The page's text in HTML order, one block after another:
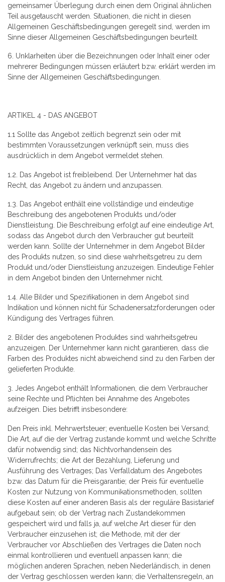
gemeinsamer Überlegung durch einen dem Original ähnlichen
Teil ausgetauscht werden. Situationen, die nicht in diesen
Allgemeinen Geschäftsbedingungen geregelt sind, werden im
Sinne dieser Allgemeinen Geschäftsbedingungen beurteilt.
6. Unklarheiten über die Bezeichnungen oder Inhalt einer oder
mehrerer Bedingungen müssen erläutert bzw. erklärt werden im
Sinne der Allgemeinen Geschäftsbedingungen.
ARTIKEL 4 - DAS ANGEBOT
1.1 Sollte das Angebot zeitlich begrenzt sein oder mit
bestimmten Voraussetzungen verknüpft sein, muss dies
ausdrücklich in dem Angebot vermeldet stehen.
1.2. Das Angebot ist freibleibend. Der Unternehmer hat das
Recht, das Angebot zu ändern und anzupassen.
1.3. Das Angebot enthält eine vollständige und eindeutige
Beschreibung des angebotenen Produkts und/oder
Dienstleistung. Die Beschreibung erfolgt auf eine eindeutige Art,
sodass das Angebot durch den Verbraucher gut beurteilt
werden kann. Sollte der Unternehmer in dem Angebot Bilder
des Produkts nutzen, so sind diese wahrheitsgetreu zu dem
Produkt und/oder Dienstleistung anzuzeigen. Eindeutige Fehler
in dem Angebot binden den Unternehmer nicht.
1.4. Alle Bilder und Spezifikationen in dem Angebot sind
Indikation und können nicht für Schadenersatzforderungen oder
Kündigung des Vertrages führen.
2. Bilder des angebotenen Produktes sind wahrheitsgetreu
anzuzeigen. Der Unternehmer kann nicht garantieren, dass die
Farben des Produktes nicht abweichend sind zu den Farben der
gelieferten Produkte.
3. Jedes Angebot enthält Informationen, die dem Verbraucher
seine Rechte und Pflichten bei Annahme des Angebotes
aufzeigen. Dies betrifft insbesondere:
Den Preis inkl. Mehrwertsteuer; eventuelle Kosten bei Versand;
Die Art, auf die der Vertrag zustande kommt und welche Schritte
dafür notwendig sind; das Nichtvorhandensein des
Widerrufrechts; die Art der Bezahlung, Lieferung und
Ausführung des Vertrages; Das Verfalldatum des Angebotes
bzw. das Datum für die Preisgarantie; der Preis für eventuelle
Kosten zur Nutzung von Kommunikationsmethoden, sollten
diese Kosten auf einer anderen Basis als der reguläre Basistarief
aufgebaut sein; ob der Vertrag nach Zustandekommen
gespeichert wird und falls ja, auf welche Art dieser für den
Verbraucher einzusehen ist; die Methode, mit der der
Verbraucher vor Abschließen des Vertrages die Daten noch
einmal kontrollieren und eventuell anpassen kann; die
möglichen anderen Sprachen, neben Niederländisch, in denen
der Vertrag geschlossen werden kann; die Verhaltensregeln, an